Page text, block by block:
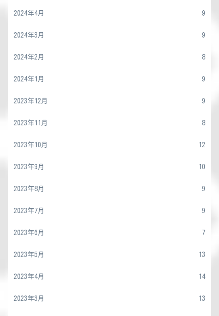
2024年4月 9
2024年3月 9
2024年2月 8
2024年1月 9
2023年12月 9
2023年11月 8
2023年10月 12
2023年9月 10
2023年8月 9
2023年7月 9
2023年6月 7
2023年5月 13
2023年4月 14
2023年3月 13